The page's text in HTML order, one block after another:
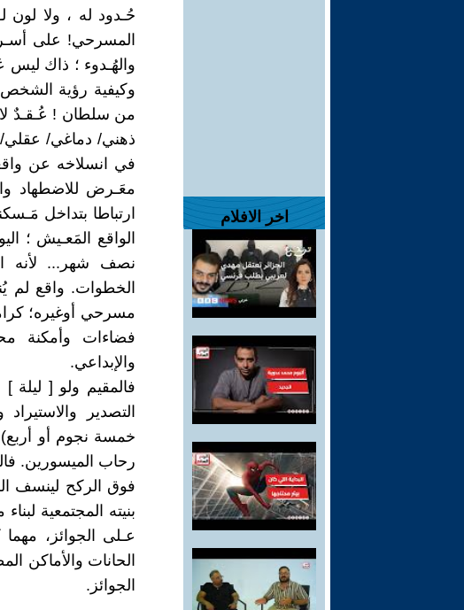
اخر الافلام
حُـدود له ، ولا لون
المسرحي! على
والهُـدوء ؛ ذاك ليس
وكيفية رؤية
من سلطان ! عُـقـدٌ لا
ذهني/ دماغي/ عقلي/
في انسلاخه عن
معَـرض للاضطهاد
ارتباطا بتداخل
الواقع المَعـيش ؛
نصف شهر... لأنه
الخطوات. واقع لم
مسرحي أوغيره؛
فضاءات وأمكنة
والإبداعي.
فالمقيم ولو [
التصدير
خمسة نجوم أو أربع)
رحاب الميسورين.
فوق الركح لينسف
بنيته المجتمعية
عـلى الجوائز،
الحانات والأماكن
الجوائز.